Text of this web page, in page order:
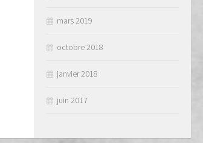
mars 2019
octobre 2018
janvier 2018
juin 2017